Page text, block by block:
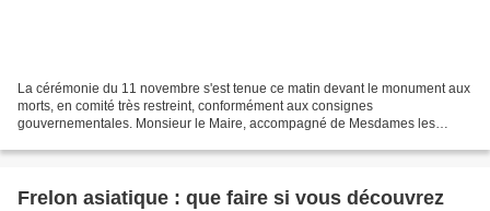
La cérémonie du 11 novembre s'est tenue ce matin devant le monument aux
morts, en comité très restreint, conformément aux consignes
gouvernementales. Monsieur le Maire, accompagné de Mesdames les
Frelon asiatique : que faire si vous découvrez